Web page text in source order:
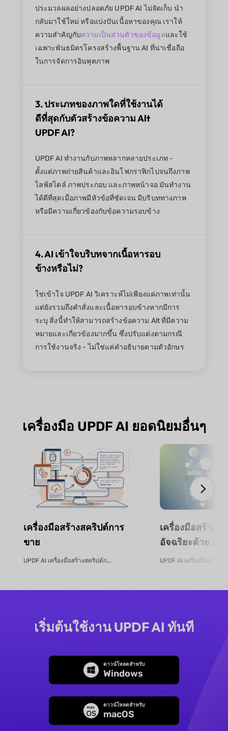
ประมวลผลอย่างปลอดภัย UPDF AI ไม่จัดเก็บ นำ
กลับมาใช้ใหม่ หรือแบ่งปันเนื้อหาของคุณ เราให้
ความสำคัญกับความเป็นส่วนตัวของข้อมูลและใช้
เฉพาะพันธมิตรโครงสร้างพื้นฐาน AI ที่น่าเชื่อถือ
ในการจัดการอินพุตภาพ
3. ประเภทของภาพใดที่ใช้งานได้
ดีที่สุดกับตัวสร้างข้อความ Alt
UPDF AI?
UPDF AI ทำงานกับภาพหลากหลายประเภท -
ตั้งแต่ภาพถ่ายสินค้าและอินโฟกราฟิกไปจนถึงภาพ
ไลฟ์สไตล์ ภาพประกอบ และภาพหน้าจอ มันทำงาน
ได้ดีที่สุดเมื่อภาพมีหัวข้อที่ชัดเจน มีบริบททางภาพ
หรือมีความเกี่ยวข้องกับข้อความรอบข้าง
4. AI เข้าใจบริบทจากเนื้อหารอบ
ข้างหรือไม่?
ใช่เข้าใจ UPDF AI วิเคราะห์ไม่เพียงแค่ภาพเท่านั้น
แต่ยังรวมถึงคำสั่งและเนื้อหารอบข้างหากมีการ
ระบุ สิ่งนี้ทำให้สามารถสร้างข้อความ Alt ที่มีความ
หมายและเกี่ยวข้องมากขึ้น ซึ่งปรับแต่งตามกรณี
การใช้งานจริง - ไม่ใช่แค่คำอธิบายตามตัวอักษร
เครื่องมือ UPDF AI ยอดนิยมอื่นๆ
เครื่องมือสร้างสคริปต์การ
ขาย
UPDF AI เครื่องมือสร้างสคริปต์ก...
เครื่องมือสร้างง
อัจฉริยะด้วย AI
UPDF AI เครื่องมือสร้าง
เริ่มต้นใช้งาน UPDF AI ทันที
ดาวน์โหลดสำหรับ
Windows
ดาวน์โหลดสำหรับ
macOS